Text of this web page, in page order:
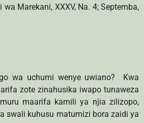
Marekani, XXXV, Na. 4; Septemba,
wa uchumi wenye uwiano? Kwa
zote zinahusika iwapo tunaweza
maarifa kamili ya njia zilizopo,
swali kuhusu matumizi bora zaidi ya